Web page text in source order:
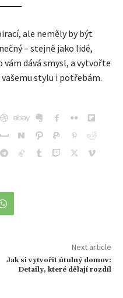
ale neměly by být
– stejně jako lidé,
dává smysl, a vytvořte
stylu i potřebám.
Next article
Jak si vytvořit útulný domov:
Detaily, které dělají rozdíl